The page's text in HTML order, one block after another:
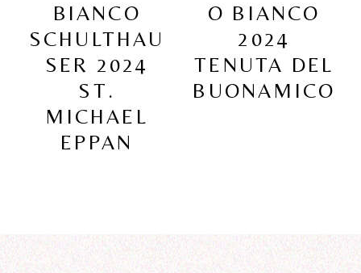
BIANCO
SCHULTHAU
SER 2024
ST.
MICHAEL
EPPAN
O BIANCO
2024
TENUTA DEL
BUONAMICO